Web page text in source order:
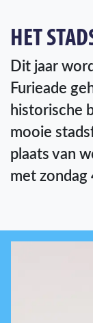
HET
Dit jaar
Furieade
historische
mooie
plaats van
met